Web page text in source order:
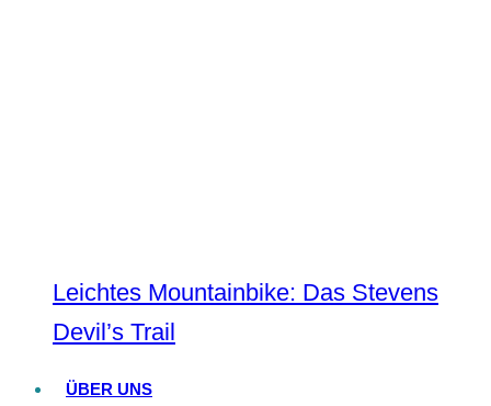
Leichtes Mountainbike: Das Stevens
Devil’s Trail
ÜBER UNS